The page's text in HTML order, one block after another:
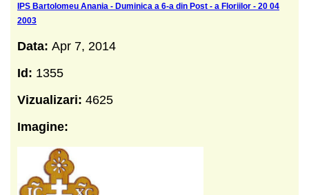
IPS Bartolomeu Anania - Duminica a 6-a din Post - a Floriilor - 20 04
2003
Data: Apr 7, 2014
Id: 1355
Vizualizari: 4625
Imagine: